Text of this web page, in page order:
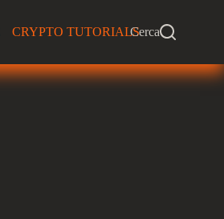
CRYPTO TUTORIALSCerca